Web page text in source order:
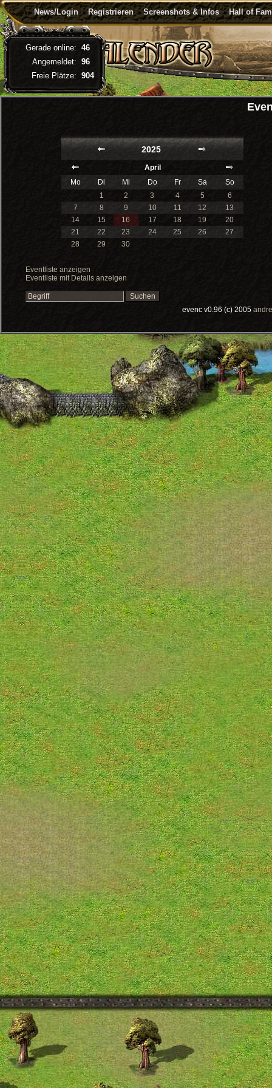
News/Login Registrieren Screenshots & Infos Hall of
2025
April
Mo
Di Mi Do Fr Sa
So
1
2 3 4 5
6
7
8 9 10 11 12
13
14
15 16 17 18 19
20
21
22 23 24 25 26
27
28
29 30
Eventliste anzeigen
Eventliste mit Details anzeigen
evenc v0.96 (c) 2005
Gerade online: 46
Angemeldet: 96
Freie Plätze: 904